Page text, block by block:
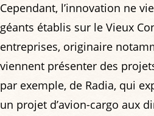
Cependant, l’innovation ne
géants établis sur le Vieux
entreprises, originaire
viennent présenter des
par exemple, de Radia, qui
un projet d’avion-cargo aux